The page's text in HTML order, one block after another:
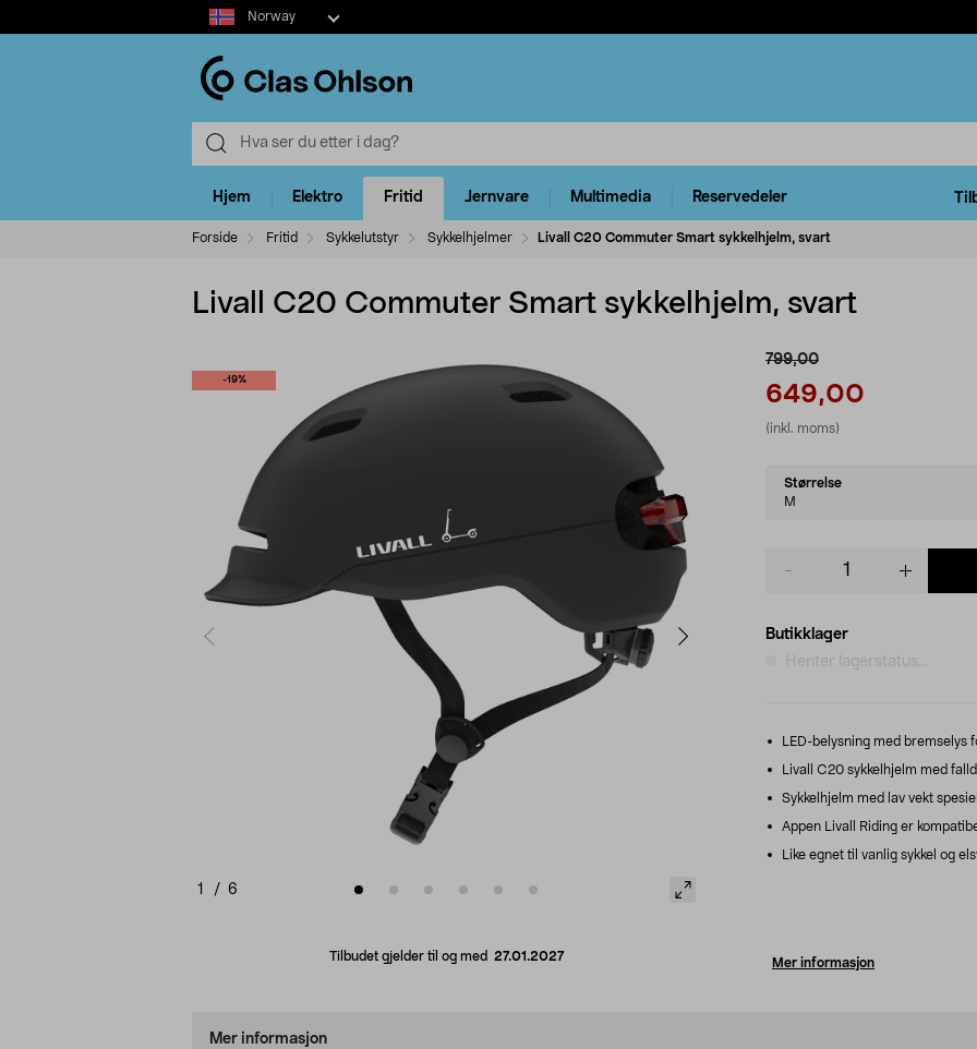
Select
market
Norway
Hjem Elektro Fritid Jernvare Multimedia Reservedeler
Forside Fritid Sykkelutstyr Sykkelhjelmer Livall C20 Commuter Smart sykkelhjelm, svart
Livall C20 Commuter Smart sykkelhjelm, svart
-19%
1 / 6
Tilbudet gjelder til og med 27.01.2027
799,00
649,00
(inkl. moms)
Select
variant
Størrelse
M
Butikklager
Henter lagerstatus...
LED-belysning med bremselys
Livall C20 sykkelhjelm med
Sykkelhjelm med lav vekt
Appen Livall Riding er
Like egnet til vanlig sykkel og
Mer informasjon
Mer informasjon